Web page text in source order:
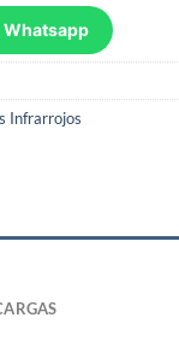
Infrarrojos